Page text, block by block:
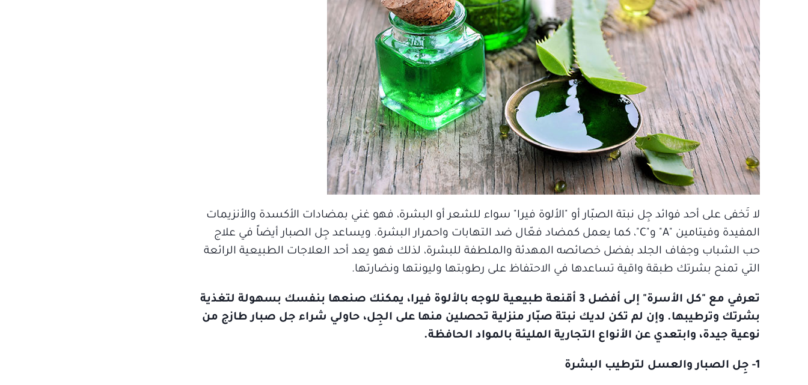
لا تَخفى على أحد فوائد جِل نبتة الصبّار أو "الألوة فيرا" سواء للشعر أو البشرة، فهو غني بمضادات الأكسدة والأنزيمات
المفيدة وفيتامين "A" و"C"، كما يعمل كمضاد فعّال ضد التهابات واحمرار البشرة. ويساعد جِل الصبار أيضاً في علاج
حب الشباب وجفاف الجلد بفضل خصائصه المهدئة والملطفة للبشرة، لذلك فهو يعد أحد العلاجات الطبيعية الرائعة
التي تمنح بشرتك طبقة واقية تساعدها في الاحتفاظ على رطوبتها وليونتها ونضارتها.
تعرفي مع "كل الأسرة" إلى أفضل 3 أقنعة طبيعية للوجه بالألوة فيرا، يمكنك صنعها بنفسك بسهولة لتغذية
بشرتك وترطيبها. وإن لم تكن لديك نبتة صبّار منزلية تحصلين منها على الجِل، حاولي شراء جل صبار طازج من
نوعية جيدة، وابتعدي عن الأنواع التجارية المليئة بالمواد الحافظة.
1- جِل الصبار والعسل لترطيب البشرة